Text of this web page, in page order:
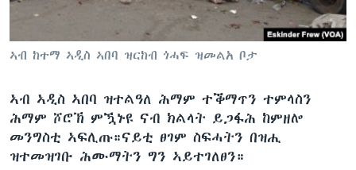
ቂሔ ጽልሚ
ኣብ ከተማ ኣዲስ ኣበባ ዝርከብ ጎሓፍ ዝመልአ ቦታ
ኣብ ኣዲስ ኣበባ ዝተልዓለ ሕማም ተቕማጥን ተምላስን
ሕማም ሾሮኽ ምዃኑዩ ናብ ክልላት ይጋፋሕ ከምዘሎ
መንግስቲ ኣፍሊጡ።ናይቲ ፀገም ስፍሓትን በዝሒ
ዝተመዝገቡ ሕሙማትን ግን ኣይተገለፀን።